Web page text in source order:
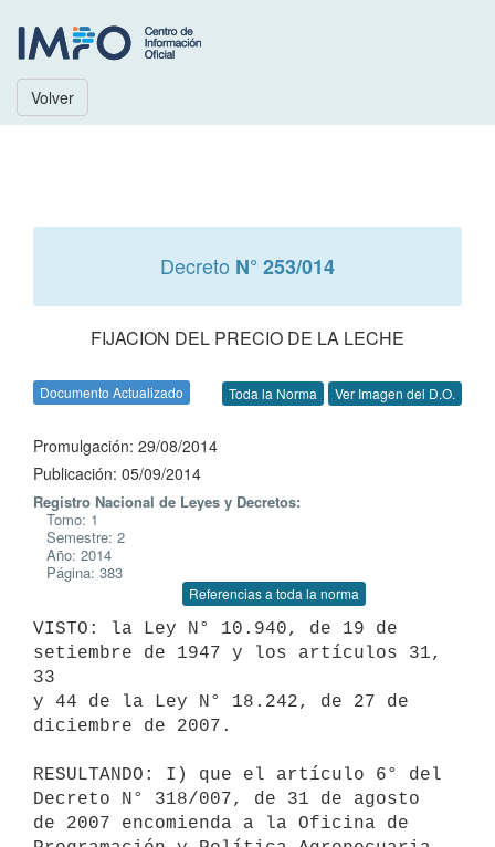
Volver
Decreto N° 253/014
FIJACION DEL PRECIO DE LA LECHE
Documento Actualizado Toda la Norma Ver Imagen del D.O.
Promulgación: 29/08/2014
Publicación: 05/09/2014
Registro Nacional de Leyes y Decretos:
Tomo: 1
Semestre: 2
Año: 2014
Página: 383
Referencias a toda la norma
VISTO: la Ley N° 10.940, de 19 de
setiembre de 1947 y los artículos 31,
33
y 44 de la Ley N° 18.242, de 27 de
diciembre de 2007.
RESULTANDO: I) que el artículo 6° del
Decreto N° 318/007, de 31 de agosto
de 2007 encomienda a la Oficina de